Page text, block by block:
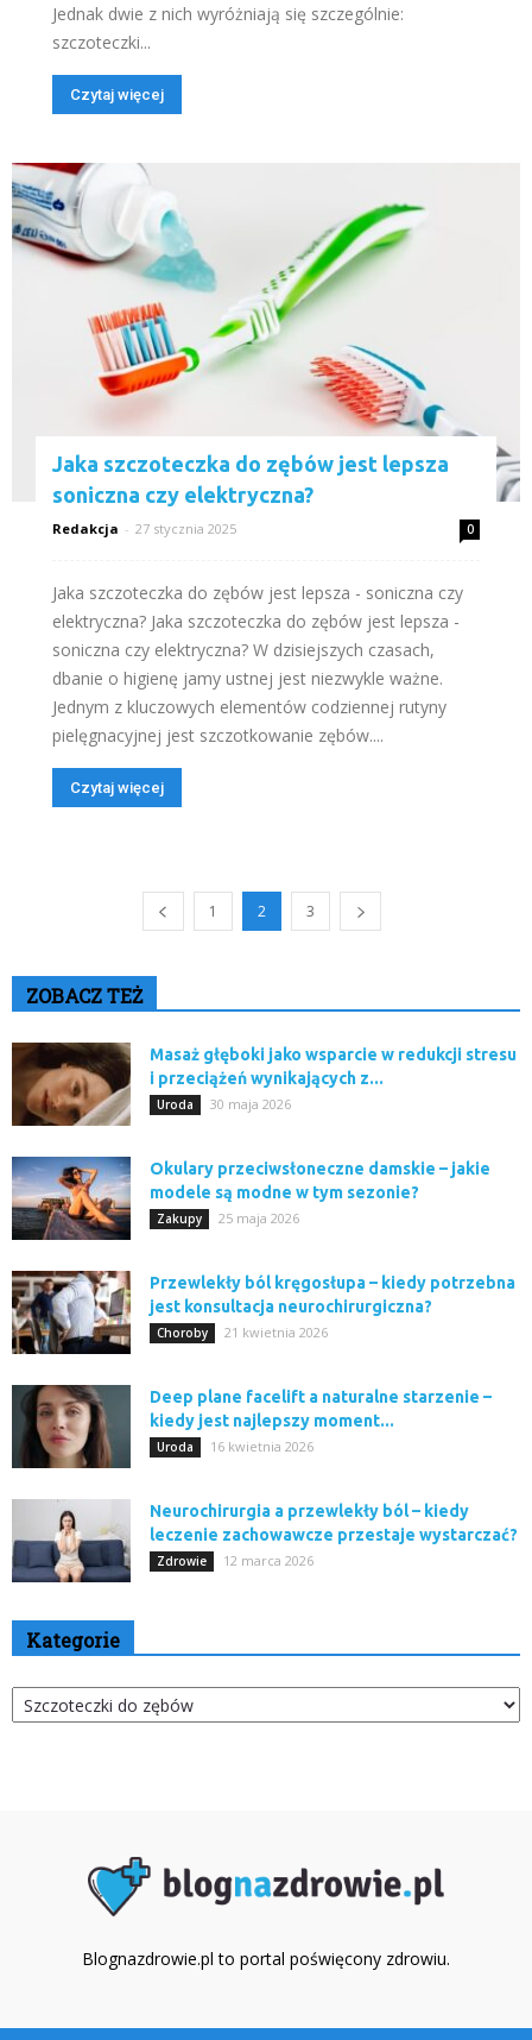
Jednak dwie z nich wyróżniają się szczególnie:
szczoteczki...
Czytaj więcej
Jaka szczoteczka do zębów jest lepsza
soniczna czy elektryczna?
Redakcja - 27 stycznia 2025 0
Jaka szczoteczka do zębów jest lepsza - soniczna czy
elektryczna? Jaka szczoteczka do zębów jest lepsza -
soniczna czy elektryczna? W dzisiejszych czasach,
dbanie o higienę jamy ustnej jest niezwykle ważne.
Jednym z kluczowych elementów codziennej rutyny
pielęgnacyjnej jest szczotkowanie zębów....
Czytaj więcej
1 2 3
ZOBACZ TEŻ
Masaż głęboki jako wsparcie w redukcji stresu
i przeciążeń wynikających z...
Uroda 30 maja 2026
Okulary przeciwsłoneczne damskie – jakie
modele są modne w tym sezonie?
Zakupy 25 maja 2026
Przewlekły ból kręgosłupa – kiedy potrzebna
jest konsultacja neurochirurgiczna?
Choroby 21 kwietnia 2026
Deep plane facelift a naturalne starzenie –
kiedy jest najlepszy moment...
Uroda 16 kwietnia 2026
Neurochirurgia a przewlekły ból – kiedy
leczenie zachowawcze przestaje wystarczać?
Zdrowie 12 marca 2026
Kategorie
Kategorie
Blognazdrowie.pl to portal poświęcony zdrowiu.